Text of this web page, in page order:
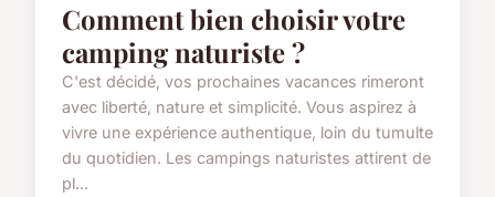
Comment bien choisir votre
camping naturiste ?
C'est décidé, vos prochaines vacances rimeront
avec liberté, nature et simplicité. Vous aspirez à
vivre une expérience authentique, loin du tumulte
du quotidien. Les campings naturistes attirent de
pl...